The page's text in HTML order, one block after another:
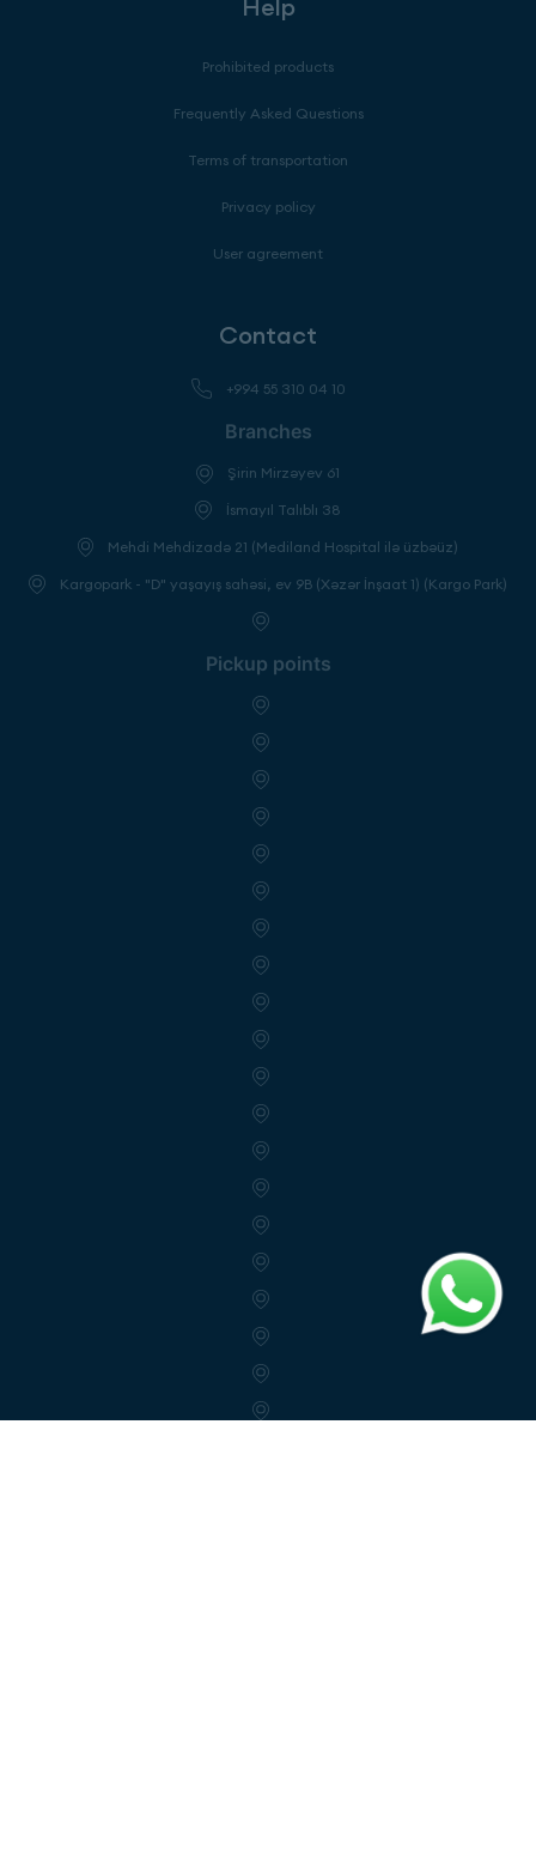
Help
Prohibited products
Frequently Asked Questions
Terms of transportation
Privacy policy
User agreement
Contact
+994 55 310 04 10
Branches
Şirin Mirzəyev 61
İsmayıl Talıblı 38
Mehdi Mehdizadə 21 (Mediland Hospital ilə üzbəüz)
Kargopark - "D" yaşayış sahəsi, ev 9B (Xəzər İnşaat 1) (Kargo Park)
Pickup points